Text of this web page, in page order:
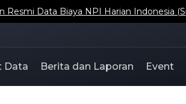
Data Biaya NPI Harian Indonesia
Data Berita dan Laporan Event